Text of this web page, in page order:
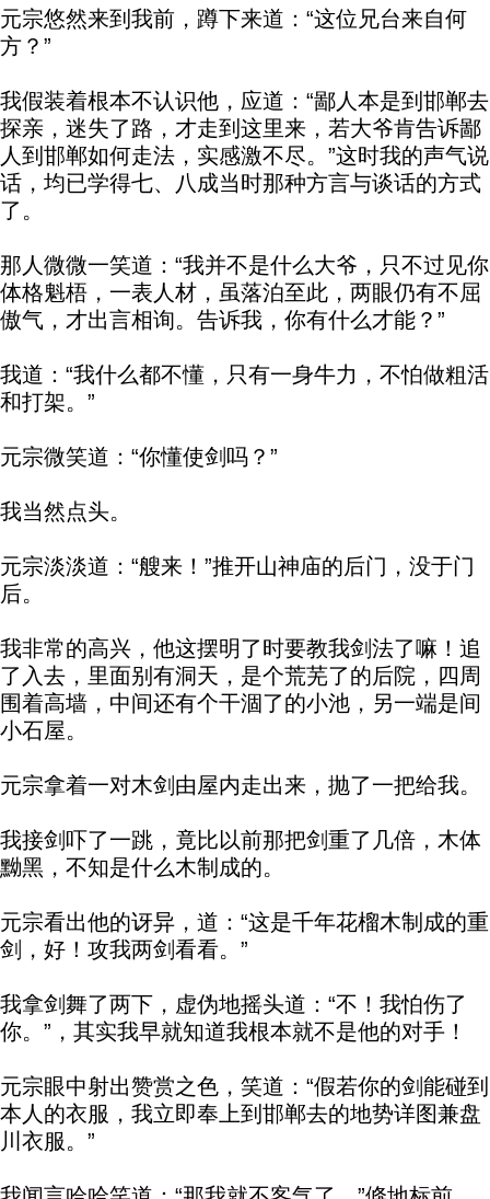
元宗悠然来到我前，蹲下来道：“这位兄台来自何
方？”
我假装着根本不认识他，应道：“鄙人本是到邯郸去
探亲，迷失了路，才走到这里来，若大爷肯告诉鄙
人到邯郸如何走法，实感激不尽。”这时我的声气说
话，均已学得七、八成当时那种方言与谈话的方式
了。
那人微微一笑道：“我并不是什么大爷，只不过见你
体格魁梧，一表人材，虽落泊至此，两眼仍有不屈
傲气，才出言相询。告诉我，你有什么才能？”
我道：“我什么都不懂，只有一身牛力，不怕做粗活
和打架。”
元宗微笑道：“你懂使剑吗？”
我当然点头。
元宗淡淡道：“艘来！”推开山神庙的后门，没于门
后。
我非常的高兴，他这摆明了时要教我剑法了嘛！追
了入去，里面别有洞天，是个荒芜了的后院，四周
围着高墙，中间还有个干涸了的小池，另一端是间
小石屋。
元宗拿着一对木剑由屋内走出来，抛了一把给我。
我接剑吓了一跳，竟比以前那把剑重了几倍，木体
黝黑，不知是什么木制成的。
元宗看出他的讶异，道：“这是千年花榴木制成的重
剑，好！攻我两剑看看。”
我拿剑舞了两下，虚伪地摇头道：“不！我怕伤了
你。”，其实我早就知道我根本就不是他的对手！
元宗眼中射出赞赏之色，笑道：“假若你的剑能碰到
本人的衣服，我立即奉上到邯郸去的地势详图兼盘
川衣服。”